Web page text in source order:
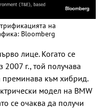
на
Bloomberg
лице. Когато се
г., той получава
преминава към хибрид.
модел на BMW
се очаква да получи